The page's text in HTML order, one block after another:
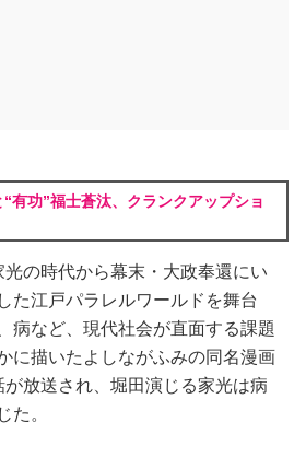
“有功”福士蒼汰、クランクアップショ
の時代から幕末・大政奉還にい
た江戸パラレルワールドを舞台
病など、現代社会が直面する課題
に描いたよしながふみの同名漫画
放送され、堀田演じる家光は病
た。